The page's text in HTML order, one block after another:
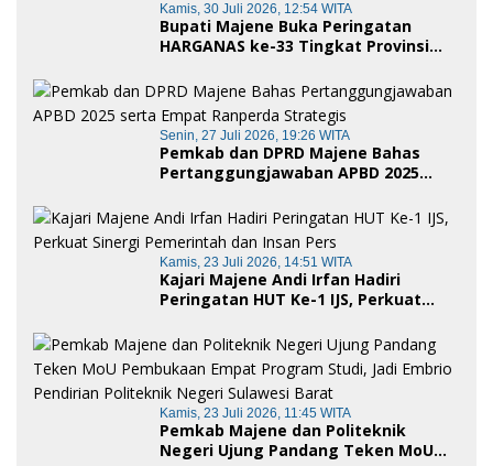
Kamis, 30 Juli 2026, 12:54 WITA
Bupati Majene Buka Peringatan
HARGANAS ke-33 Tingkat Provinsi
Ayah dalam Keluarga
Senin, 27 Juli 2026, 19:26 WITA
Pemkab dan DPRD Majene Bahas
Pertanggungjawaban APBD 2025
Kamis, 23 Juli 2026, 14:51 WITA
Kajari Majene Andi Irfan Hadiri
Peringatan HUT Ke-1 IJS, Perkuat
Kamis, 23 Juli 2026, 11:45 WITA
Pemkab Majene dan Politeknik
Negeri Ujung Pandang Teken MoU